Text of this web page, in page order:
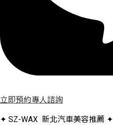
立即預約專人諮詢
✦ SZ-WAX 新北汽車美容推薦 ✦